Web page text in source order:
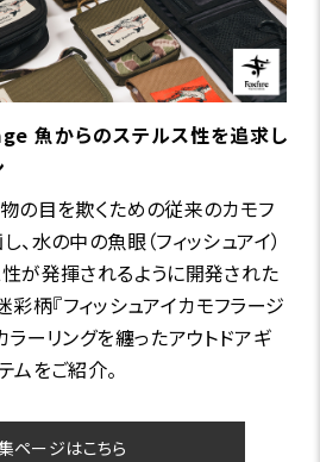
魚からのステルス性を追求し
の目を欺くための従来のカモフ
水の中の魚眼（フィッシュアイ）
が発揮されるように開発された
柄『フィッシュアイカモフラージ
ラーリングを纏ったアウトドアギ
ムをご紹介。
ページはこちら